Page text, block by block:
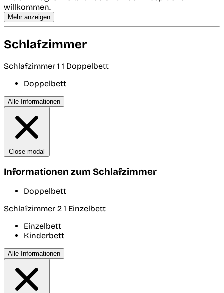
willkommen.
Mehr anzeigen
Schlafzimmer
Schlafzimmer 1 1 Doppelbett
Doppelbett
Alle Informationen
Close modal
Informationen zum Schlafzimmer
Doppelbett
Schlafzimmer 2 1 Einzelbett
Einzelbett
Kinderbett
Alle Informationen